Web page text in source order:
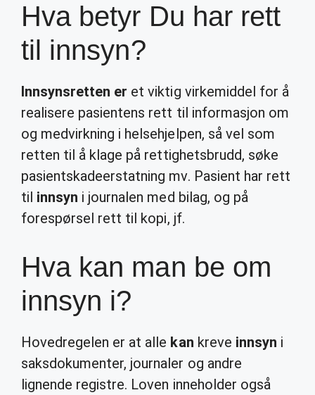
Hva betyr Du har rett
til innsyn?
Innsynsretten er et viktig virkemiddel for å
realisere pasientens rett til informasjon om
og medvirkning i helsehjelpen, så vel som
retten til å klage på rettighetsbrudd, søke
pasientskadeerstatning mv. Pasient har rett
til innsyn i journalen med bilag, og på
forespørsel rett til kopi, jf.
Hva kan man be om
innsyn i?
Hovedregelen er at alle kan kreve innsyn i
saksdokumenter, journaler og andre
lignende registre. Loven inneholder også